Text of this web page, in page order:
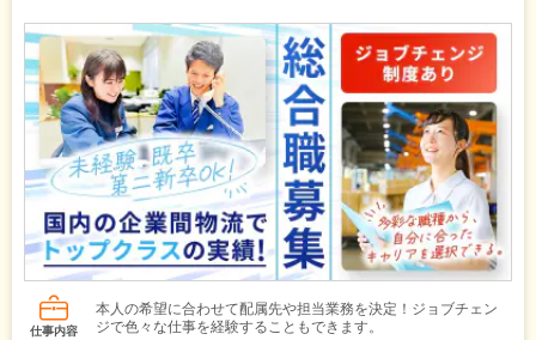
仕事内容
本人の希望に合わせて配属先や担当業務を決定！ジョブチェン
ジで色々な仕事を経験することもできます。